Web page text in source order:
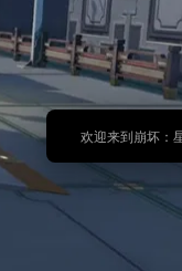
🎉 欢迎来到崩坏